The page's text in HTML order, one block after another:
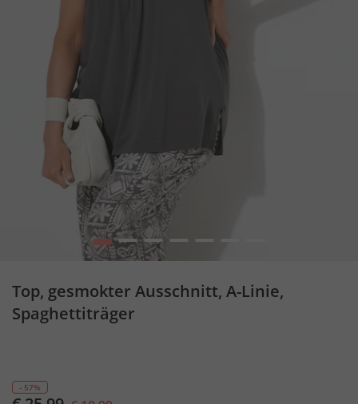
1 2 3 4 5
Top, gesmokter Ausschnitt, A-Linie,
Spaghettiträger
- 57%